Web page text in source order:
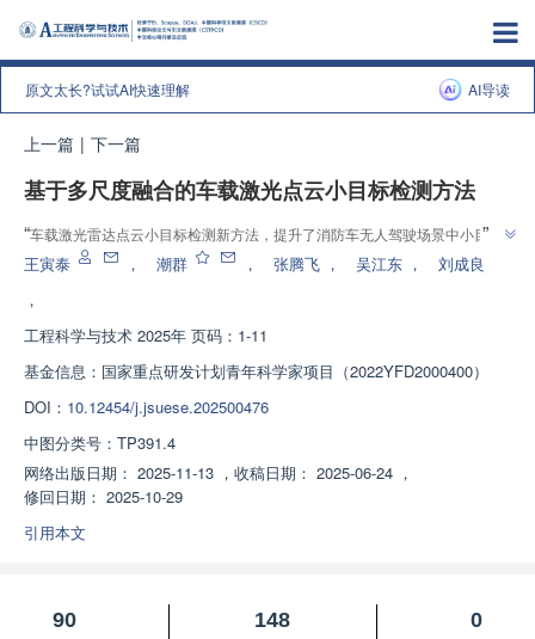
原文太长?试试AI快速理解 AI导读
上一篇 | 下一篇
基于多尺度融合的车载激光点云小目标检测方法
“车载激光雷达点云小目标检测新方法，提升了消防车无人驾驶场景中小目标
检测精度和实时性。
”
”
王寅泰 ， 潮群 ， 张腾飞 ， 吴江东 ，
刘成良
，
工程科学与技术 2025年 页码：1-11
基金信息： 国家重点研发计划青年科学家项目（2022YFD2000400）
DOI： 10.12454/j.jsuese.202500476
中图分类号： TP391.4
网络出版日期： 2025-11-13 ， 收稿日期： 2025-06-24 ，
修回日期： 2025-10-29
引用本文
90
148
0